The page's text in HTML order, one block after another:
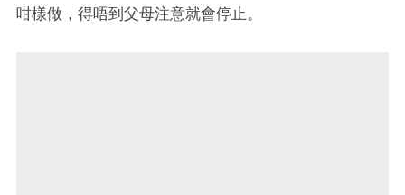
咁樣做，得唔到父母注意就會停止。